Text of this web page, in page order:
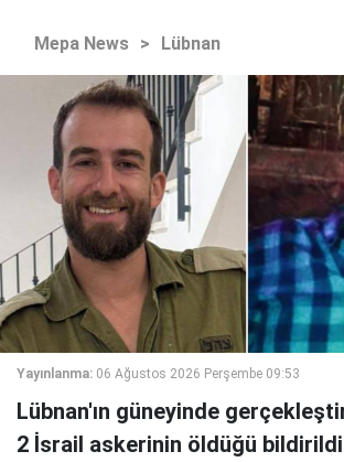
Mepa News > Lübnan
Yayınlanma: 06 Ağustos 2026 Perşembe 09:53
Lübnan'ın güneyinde
2 İsrail askerinin öldüğü